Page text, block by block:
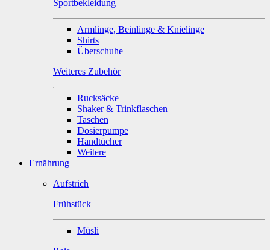
Sportbekleidung
Armlinge, Beinlinge & Knielinge
Shirts
Überschuhe
Weiteres Zubehör
Rucksäcke
Shaker & Trinkflaschen
Taschen
Dosierpumpe
Handtücher
Weitere
Ernährung
Aufstrich
Frühstück
Müsli